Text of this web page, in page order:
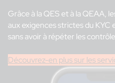
Grâce à la QES et à la QEAA,
aux exigences strictes du KYC
sans avoir à répéter les
Découvrez-en plus sur les